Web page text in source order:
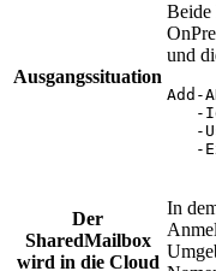
Ausgangssituation
Beide
und
Add-
-
-
-
Der
SharedMailbox
wird in die Cloud
In